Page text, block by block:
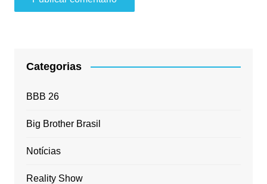
Categorias
BBB 26
Big Brother Brasil
Notícias
Reality Show